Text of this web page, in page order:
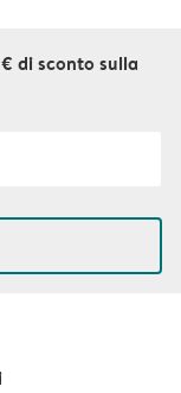
di sconto sulla